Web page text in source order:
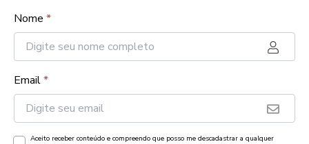
Nome *
Email*
Aceito receber conteúdo e compreendo que posso me descadastrar a qualquer